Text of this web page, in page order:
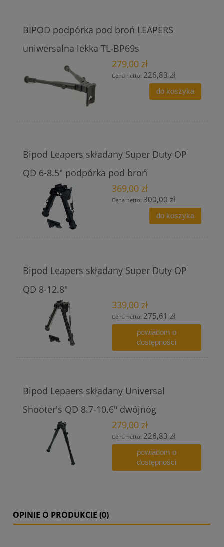
BIPOD podpórka pod broń LEAPERS
uniwersalna lekka TL-BP69s
279,00 zł
Cena netto: 226,83 zł
do koszyka
Bipod Leapers składany Super Duty OP
QD 6-8.5" podpórka pod broń
369,00 zł
Cena netto: 300,00 zł
do koszyka
Bipod Leapers składany Super Duty OP
QD 8-12.8"
339,00 zł
Cena netto: 275,61 zł
powiadom o
dostępności
Bipod Lepaers składany Universal
Shooter's QD 8.7-10.6" dwójnóg
279,00 zł
Cena netto: 226,83 zł
powiadom o
dostępności
OPINIE O PRODUKCIE (0)